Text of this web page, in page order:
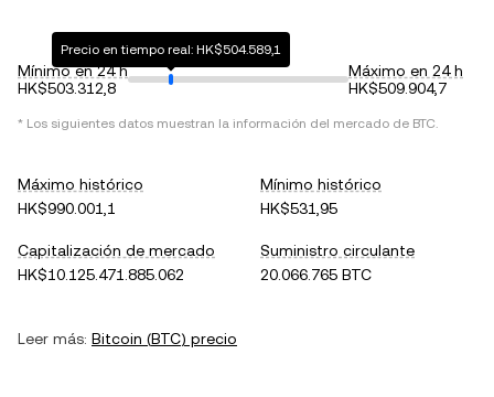
Mínimo en 24 h
HK$503.312,8
Precio en tiempo real: HK$504.589,1
Máximo en 24 h
HK$509.904,7
* Los siguientes datos muestran la información del mercado de BTC.
Máximo histórico
HK$990.001,1
Mínimo histórico
HK$531,95
Capitalización de mercado
HK$10.125.471.885.062
Suministro circulante
20.066.765 BTC
Leer más: Bitcoin (BTC) precio